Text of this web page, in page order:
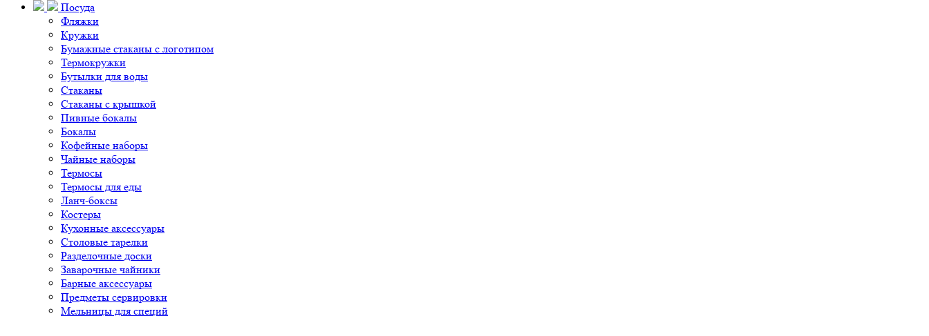
Посуда
Фляжки
Кружки
Бумажные стаканы с логотипом
Термокружки
Бутылки для воды
Стаканы
Стаканы с крышкой
Пивные бокалы
Бокалы
Кофейные наборы
Чайные наборы
Термосы
Термосы для еды
Ланч-боксы
Костеры
Кухонные аксессуары
Столовые тарелки
Разделочные доски
Заварочные чайники
Барные аксессуары
Предметы сервировки
Мельницы для специй